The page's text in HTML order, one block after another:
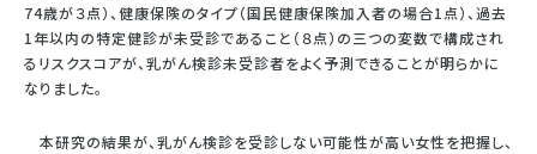
74歳が３点）、健康保険のタイプ（国民健康保険加入者の場合1点）、過去
1年以内の特定健診が未受診であること（８点）の三つの変数で構成され
るリスクスコアが、乳がん検診未受診者をよく予測できることが明らかに
なりました。
本研究の結果が、乳がん検診を受診しない可能性が高い女性を把握し、